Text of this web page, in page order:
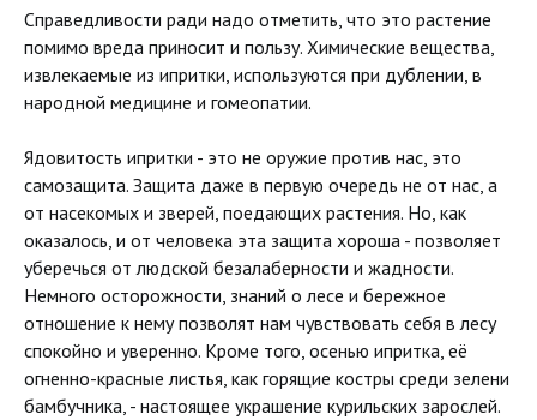
Справедливости ради надо отметить, что это растение
помимо вреда приносит и пользу. Химические вещества,
извлекаемые из ипритки, используются при дублении, в
народной медицине и гомеопатии.
Ядовитость ипритки - это не оружие против нас, это
самозащита. Защита даже в первую очередь не от нас, а
от насекомых и зверей, поедающих растения. Но, как
оказалось, и от человека эта защита хороша - позволяет
уберечься от людской безалаберности и жадности.
Немного осторожности, знаний о лесе и бережное
отношение к нему позволят нам чувствовать себя в лесу
спокойно и уверенно. Кроме того, осенью ипритка, её
огненно-красные листья, как горящие костры среди зелени
бамбучника, - настоящее украшение курильских зарослей.